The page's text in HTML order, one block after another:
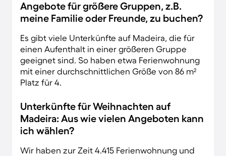
Angebote für größere Gruppen, z.B.
meine Familie oder Freunde, zu buchen?
Es gibt viele Unterkünfte auf Madeira, die für
einen Aufenthalt in einer größeren Gruppe
geeignet sind. So haben etwa Ferienwohnung
mit einer durchschnittlichen Größe von 86 m²
Platz für 4.
Unterkünfte für Weihnachten auf
Madeira: Aus wie vielen Angeboten kann
ich wählen?
Wir haben zur Zeit 4.415 Ferienwohnung und